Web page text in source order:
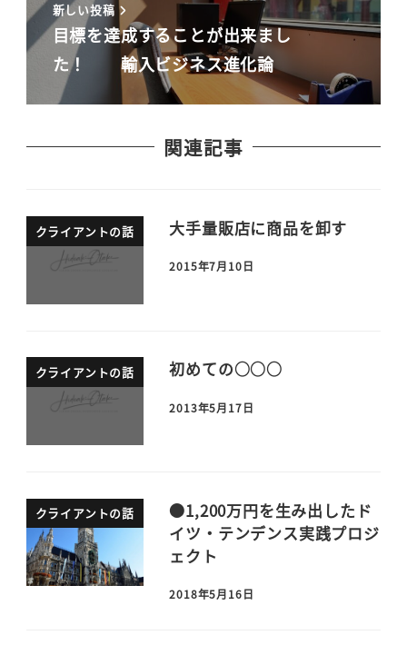
新しい投稿
目標を達成することが出来まし
た！ 輸入ビジネス進化論
関連記事
クライアントの話 大手量販店に商品を卸す
2015年7月10日
クライアントの話 初めての○○○
2013年5月17日
クライアントの話
●1,200万円を生み出したド
イツ・テンデンス実践プロジ
ェクト
2018年5月16日